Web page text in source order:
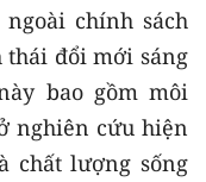
chính sách
thái đổi mới sáng
bao gồm môi
nghiên cứu hiện
chất lượng sống